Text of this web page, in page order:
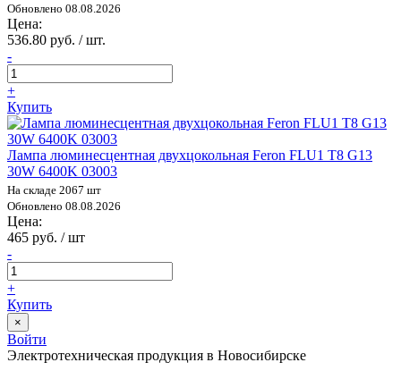
Обновлено 08.08.2026
Цена:
536.80 руб. / шт.
-
+
Купить
Лампа люминесцентная двухцокольная Feron FLU1 T8 G13
30W 6400K 03003
На складе 2067 шт
Обновлено 08.08.2026
Цена:
465 руб. / шт
-
+
Купить
×
Войти
Электротехническая продукция в Новосибирске